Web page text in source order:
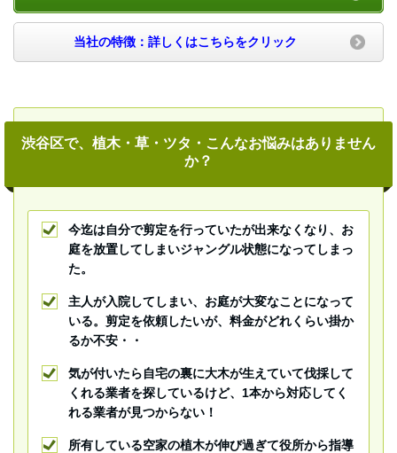
当社の特徴：詳しくはこちらをクリック
渋谷区で、植木・草・ツタ・こんなお悩みはありません
か？
今迄は自分で剪定を行っていたが出来なくなり、お
庭を放置してしまいジャングル状態になってしまっ
た。
主人が入院してしまい、お庭が大変なことになって
いる。剪定を依頼したいが、料金がどれくらい掛か
るか不安・・
気が付いたら自宅の裏に大木が生えていて伐採して
くれる業者を探しているけど、1本から対応してく
れる業者が見つからない！
所有している空家の植木が伸び過ぎて役所から指導